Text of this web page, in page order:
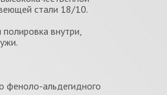
стали 18/10.
внутри,
феноло-альдегидного